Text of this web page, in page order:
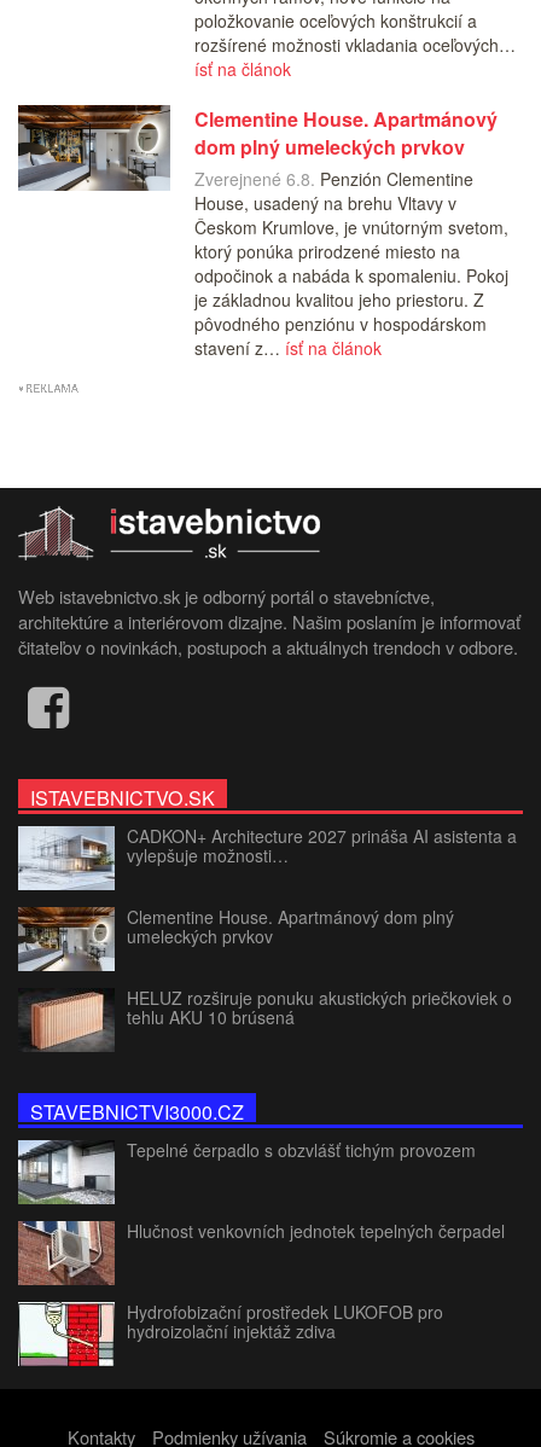
položkovanie oceľových konštrukcií a
rozšírené možnosti vkladania oceľových…
ísť na článok
Clementine House. Apartmánový
dom plný umeleckých prvkov
Zverejnené 6.8. Penzión Clementine
House, usadený na brehu Vltavy v
Českom Krumlove, je vnútorným svetom,
ktorý ponúka prirodzené miesto na
odpočinok a nabáda k spomaleniu. Pokoj
je základnou kvalitou jeho priestoru. Z
pôvodného penziónu v hospodárskom
stavení z… ísť na článok
Web istavebnictvo.sk je odborný portál o stavebníctve,
architektúre a interiérovom dizajne. Našim poslaním je informovať
čitateľov o novinkách, postupoch a aktuálnych trendoch v odbore.
ISTAVEBNICTVO.SK
CADKON+ Architecture 2027 prináša AI asistenta a
vylepšuje možnosti…
Clementine House. Apartmánový dom plný
umeleckých prvkov
HELUZ rozširuje ponuku akustických priečkoviek o
tehlu AKU 10 brúsená
STAVEBNICTVI3000.CZ
Tepelné čerpadlo s obzvlášť tichým provozem
Hlučnost venkovních jednotek tepelných čerpadel
Hydrofobizační prostředek LUKOFOB pro
hydroizolační injektáž zdiva
Kontakty Podmienky užívania Súkromie a cookies